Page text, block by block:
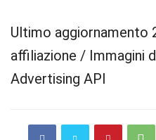
Ultimo aggiornamento
affiliazione / Immagini
Advertising API